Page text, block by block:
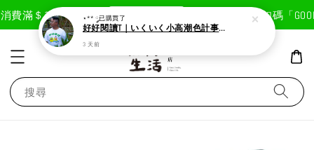
費滿＄1800免運費 現在去購物！ 首次註冊輸入折扣碼「
搜尋
⋆** ༘已購買了
好好閱讀T｜いくいく小高潮色計事務所X好好生活書店聯名款
3 天前